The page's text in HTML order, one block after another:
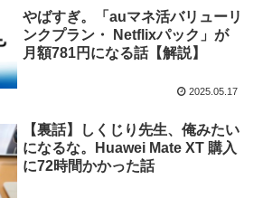
やばすぎ。「auマネ活バリューリ
ンクプラン・ Netflixパック」が
月額781円になる話【解説】
2025.05.17
【裏話】しくじり先生、俺みたい
になるな。Huawei Mate XT 購入
に72時間かかった話